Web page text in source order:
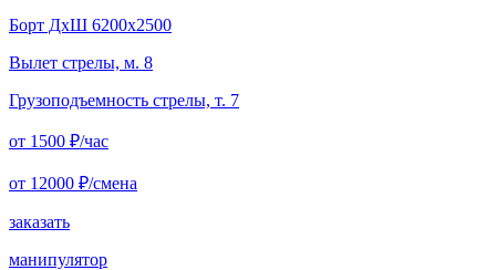
Борт ДxШ 6200x2500
Вылет стрелы, м. 8
Грузоподъемность стрелы, т. 7
от 1500 ₽/час
от 12000 ₽/смена
заказать
манипулятор